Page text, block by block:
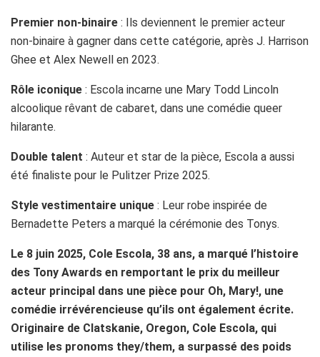
Premier non-binaire : Ils deviennent le premier acteur
non-binaire à gagner dans cette catégorie, après J. Harrison
Ghee et Alex Newell en 2023.
Rôle iconique : Escola incarne une Mary Todd Lincoln
alcoolique rêvant de cabaret, dans une comédie queer
hilarante.
Double talent : Auteur et star de la pièce, Escola a aussi
été finaliste pour le Pulitzer Prize 2025.
Style vestimentaire unique : Leur robe inspirée de
Bernadette Peters a marqué la cérémonie des Tonys.
Le 8 juin 2025, Cole Escola, 38 ans, a marqué l’histoire
des Tony Awards en remportant le prix du meilleur
acteur principal dans une pièce pour Oh, Mary!, une
comédie irrévérencieuse qu’ils ont également écrite.
Originaire de Clatskanie, Oregon, Cole Escola, qui
utilise les pronoms they/them, a surpassé des poids